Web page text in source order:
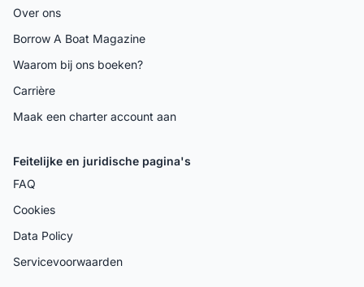
Over ons
Borrow A Boat Magazine
Waarom bij ons boeken?
Carrière
Maak een charter account aan
Feitelijke en juridische pagina's
FAQ
Cookies
Data Policy
Servicevoorwaarden